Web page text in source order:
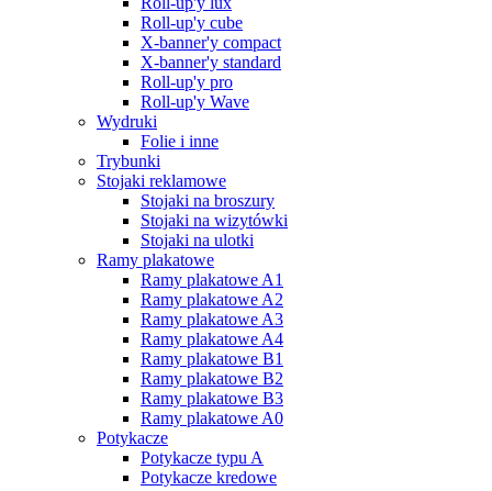
Roll-up'y cube
X-banner'y compact
X-banner'y standard
Roll-up'y pro
Roll-up'y Wave
Wydruki
Folie i inne
Trybunki
Stojaki reklamowe
Stojaki na broszury
Stojaki na wizytówki
Stojaki na ulotki
Ramy plakatowe
Ramy plakatowe A1
Ramy plakatowe A2
Ramy plakatowe A3
Ramy plakatowe A4
Ramy plakatowe B1
Ramy plakatowe B2
Ramy plakatowe B3
Ramy plakatowe A0
Potykacze
Potykacze typu A
Potykacze kredowe